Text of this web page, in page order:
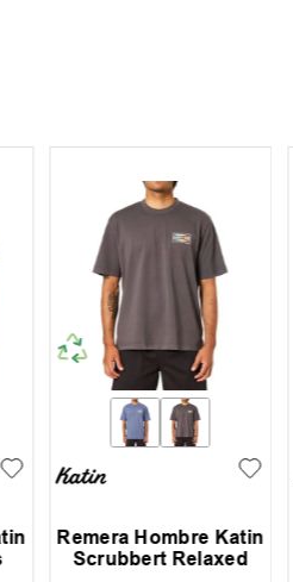
Remera Hombre Katin
Scrubbert Relaxed